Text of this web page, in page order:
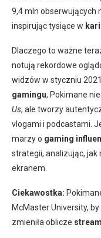
9,4 mln obserwujących
inspirując tysiące w
Dlaczego to ważne
notują rekordowe
widzów w styczniu
gamingu, Pokimane
Us, ale tworzy
vlogami i podcastami.
marzy o gaming
strategii, analizując,
ekranem.
Ciekawostka:
McMaster University,
zmieniła oblicze